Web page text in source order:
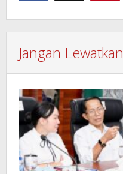
Jangan Lewatkan